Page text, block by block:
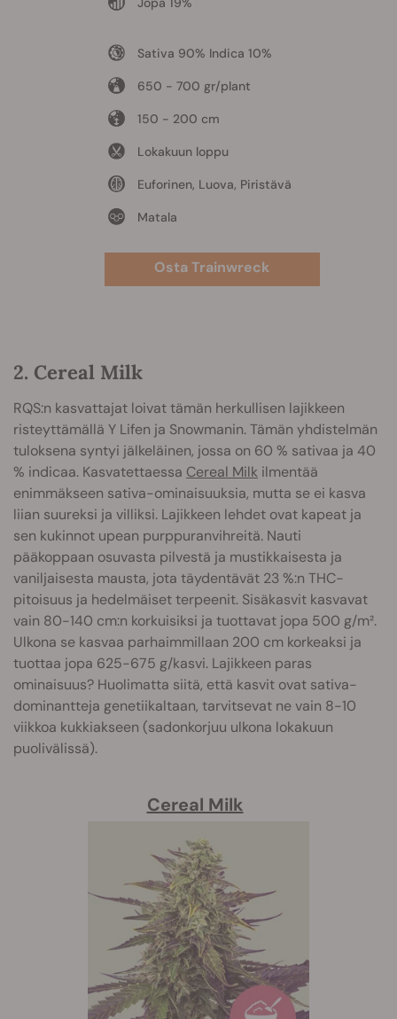
Sativa 90% Indica 10%
650 - 700 gr/plant
150 - 200 cm
Lokakuun loppu
Euforinen, Luova, Piristävä
Matala
Osta Trainwreck
2. Cereal Milk
RQS:n kasvattajat loivat tämän herkullisen lajikkeen
risteyttämällä Y Lifen ja Snowmanin. Tämän yhdistelmän
tuloksena syntyi jälkeläinen, jossa on 60 % sativaa ja 40
% indicaa. Kasvatettaessa Cereal Milk ilmentää
enimmäkseen sativa-ominaisuuksia, mutta se ei kasva
liian suureksi ja villiksi. Lajikkeen lehdet ovat kapeat ja
sen kukinnot upean purppuranvihreitä. Nauti
pääkoppaan osuvasta pilvestä ja mustikkaisesta ja
vaniljaisesta mausta, jota täydentävät 23 %:n THC-
pitoisuus ja hedelmäiset terpeenit. Sisäkasvit kasvavat
vain 80-140 cm:n korkuisiksi ja tuottavat jopa 500 g/m².
Ulkona se kasvaa parhaimmillaan 200 cm korkeaksi ja
tuottaa jopa 625-675 g/kasvi. Lajikkeen paras
ominaisuus? Huolimatta siitä, että kasvit ovat sativa-
dominantteja genetiikaltaan, tarvitsevat ne vain 8-10
viikkoa kukkiakseen (sadonkorjuu ulkona lokakuun
puolivälissä).
Cereal Milk